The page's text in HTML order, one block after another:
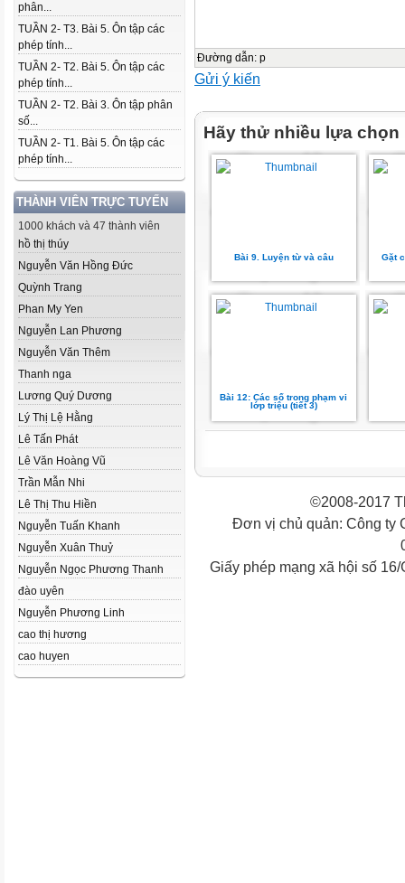
phân...
TUẦN 2- T3. Bài 5. Ôn tập các
phép tính...
TUẦN 2- T2. Bài 5. Ôn tập các
phép tính...
TUẦN 2- T2. Bài 3. Ôn tập phân
số...
TUẦN 2- T1. Bài 5. Ôn tập các
phép tính...
THÀNH VIÊN TRỰC TUYẾN
1000 khách và 47 thành viên
hồ thị thúy
Nguyễn Văn Hồng Đức
Quỳnh Trang
Phan My Yen
Nguyễn Lan Phương
Nguyễn Văn Thêm
Thanh nga
Lương Quý Dương
Lý Thị Lệ Hằng
Lê Tấn Phát
Lê Văn Hoàng Vũ
Trần Mẫn Nhi
Lê Thị Thu Hiền
Nguyễn Tuấn Khanh
Nguyễn Xuân Thuỷ
Nguyễn Ngọc Phương Thanh
đào uyên
Nguyễn Phương Linh
cao thị hương
cao huyen
Đường dẫn: p
Gửi ý kiến
Hãy thử nhiều lựa chọn
Bài 9. Luyện từ và câu Gặt
Bài 12: Các số trong phạm vi
lớp triệu (tiết 3)
©2008-2017
Đơn vị chủ quản: Công ty
Giấy phép mạng xã hội số